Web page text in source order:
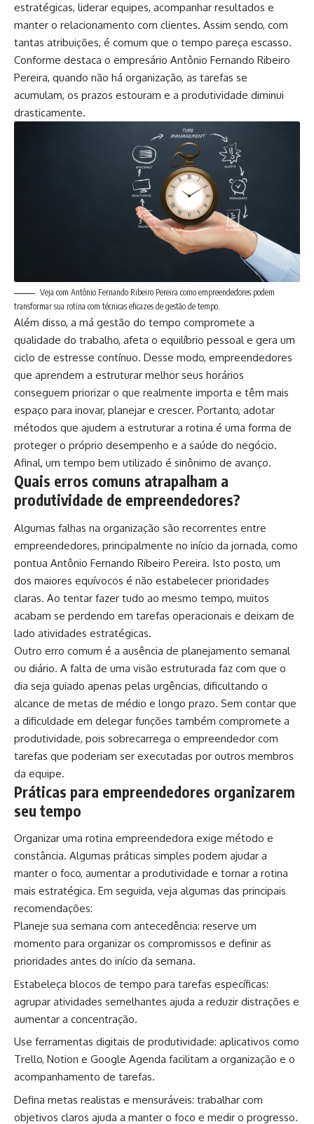
estratégicas, liderar equipes, acompanhar resultados e
manter o relacionamento com clientes. Assim sendo, com
tantas atribuições, é comum que o tempo pareça escasso.
Conforme destaca o empresário Antônio Fernando Ribeiro
Pereira, quando não há organização, as tarefas se
acumulam, os prazos estouram e a produtividade diminui
drasticamente.
Veja com Antônio Fernando Ribeiro Pereira como empreendedores podem
transformar sua rotina com técnicas eficazes de gestão de tempo.
Além disso, a má gestão do tempo compromete a
qualidade do trabalho, afeta o equilíbrio pessoal e gera um
ciclo de estresse contínuo. Desse modo, empreendedores
que aprendem a estruturar melhor seus horários
conseguem priorizar o que realmente importa e têm mais
espaço para inovar, planejar e crescer. Portanto, adotar
métodos que ajudem a estruturar a rotina é uma forma de
proteger o próprio desempenho e a saúde do negócio.
Afinal, um tempo bem utilizado é sinônimo de avanço.
Quais erros comuns atrapalham a
produtividade de empreendedores?
Algumas falhas na organização são recorrentes entre
empreendedores, principalmente no início da jornada, como
pontua Antônio Fernando Ribeiro Pereira. Isto posto, um
dos maiores equívocos é não estabelecer prioridades
claras. Ao tentar fazer tudo ao mesmo tempo, muitos
acabam se perdendo em tarefas operacionais e deixam de
lado atividades estratégicas.
Outro erro comum é a ausência de planejamento semanal
ou diário. A falta de uma visão estruturada faz com que o
dia seja guiado apenas pelas urgências, dificultando o
alcance de metas de médio e longo prazo. Sem contar que
a dificuldade em delegar funções também compromete a
produtividade, pois sobrecarrega o empreendedor com
tarefas que poderiam ser executadas por outros membros
da equipe.
Práticas para empreendedores organizarem
seu tempo
Organizar uma rotina empreendedora exige método e
constância. Algumas práticas simples podem ajudar a
manter o foco, aumentar a produtividade e tornar a rotina
mais estratégica. Em seguida, veja algumas das principais
recomendações:
Planeje sua semana com antecedência: reserve um
momento para organizar os compromissos e definir as
prioridades antes do início da semana.
Estabeleça blocos de tempo para tarefas específicas:
agrupar atividades semelhantes ajuda a reduzir distrações e
aumentar a concentração.
Use ferramentas digitais de produtividade: aplicativos como
Trello, Notion e Google Agenda facilitam a organização e o
acompanhamento de tarefas.
Defina metas realistas e mensuráveis: trabalhar com
objetivos claros ajuda a manter o foco e medir o progresso.